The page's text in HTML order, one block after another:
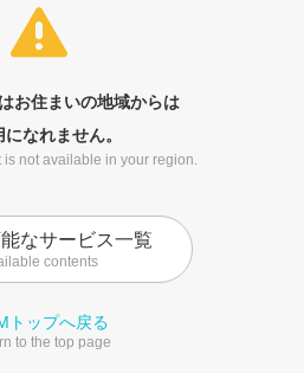
お住まいの地域からは
になれません。
is not available in your region.
なサービス一覧
contents
トップへ戻る
to the top page